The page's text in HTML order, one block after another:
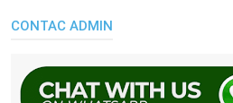
CONTAC ADMIN